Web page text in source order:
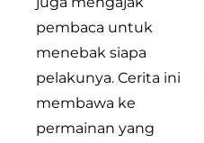
pembaca untuk
menebak siapa
pelakunya. Cerita ini
membawa ke
permainan yang